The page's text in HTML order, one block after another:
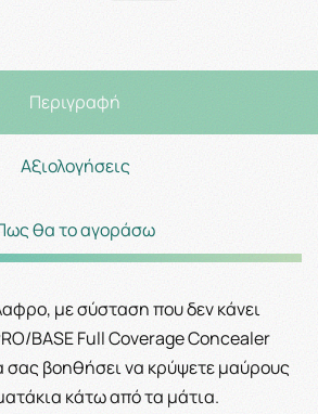
Περιγραφή
Αξιολογήσεις
θα το αγοράσω
με σύσταση που δεν κάνει
BASE Full Coverage Concealer
σας βοηθήσει να κρύψετε μαύρους
κάτω από τα μάτια.